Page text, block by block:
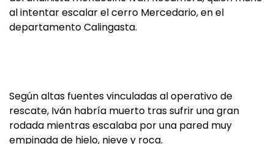
al intentar escalar el cerro Mercedario, en el
departamento Calingasta.
Según altas fuentes vinculadas al operativo de
rescate, Iván habría muerto tras sufrir una gran
rodada mientras escalaba por una pared muy
empinada de hielo, nieve y roca.